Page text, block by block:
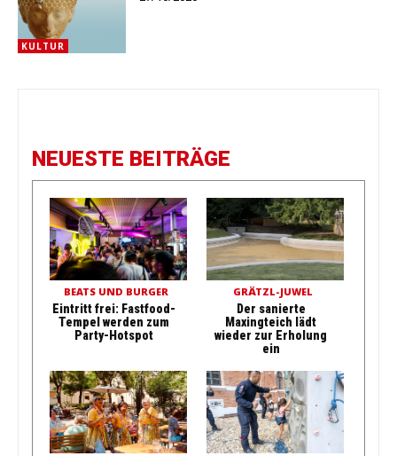
KULTUR
NEUESTE BEITRÄGE
BEATS UND BURGER
Eintritt frei: Fastfood-
Tempel werden zum
Party-Hotspot
GRÄTZL-JUWEL
Der sanierte
Maxingteich lädt
wieder zur Erholung
ein